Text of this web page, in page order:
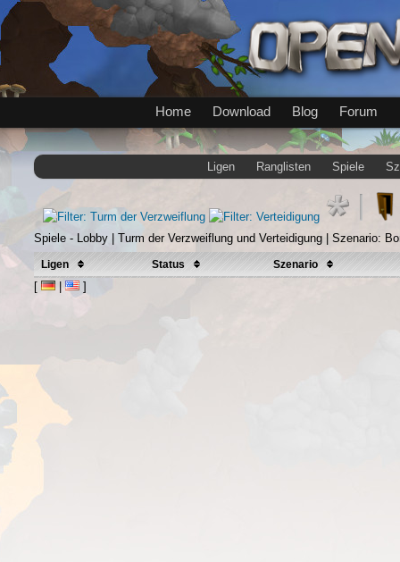
Home Download Blog Forum
Ligen Ranglisten Spiele
Spiele - Lobby | Turm der Verzweiflung und Verteidigung | Szenario:
Ligen Status Szenario
[ | ]